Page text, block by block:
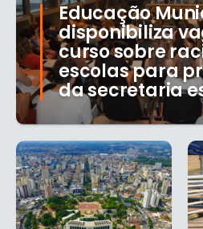
Educação
disponibiliza
curso sobre
escolas para
da secretaria